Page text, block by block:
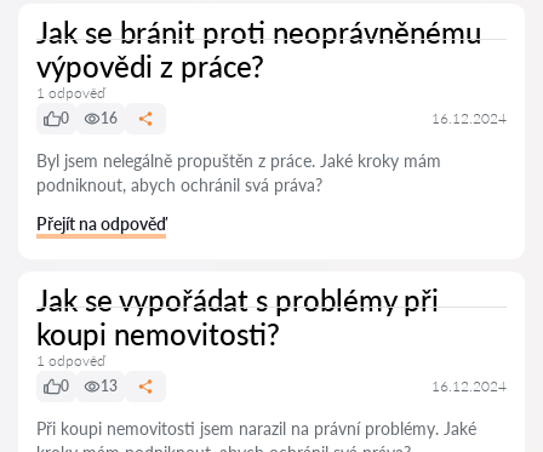
Jak se bránit proti neoprávněnému
výpovědi z práce?
1 odpověď
0
16 16.12.2024
Byl jsem nelegálně propuštěn z práce. Jaké kroky mám
podniknout, abych ochránil svá práva?
Přejít na odpověď
Jak se vypořádat s problémy při
koupi nemovitosti?
1 odpověď
0
13 16.12.2024
Při koupi nemovitosti jsem narazil na právní problémy. Jaké